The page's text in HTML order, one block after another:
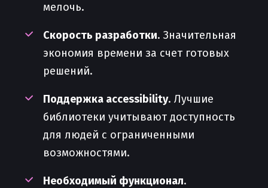
мелочь.
Скорость разработки. Значительная
экономия времени за счет готовых
решений.
Поддержка accessibility. Лучшие
библиотеки учитывают доступность
для людей с ограниченными
возможностями.
Необходимый функционал.